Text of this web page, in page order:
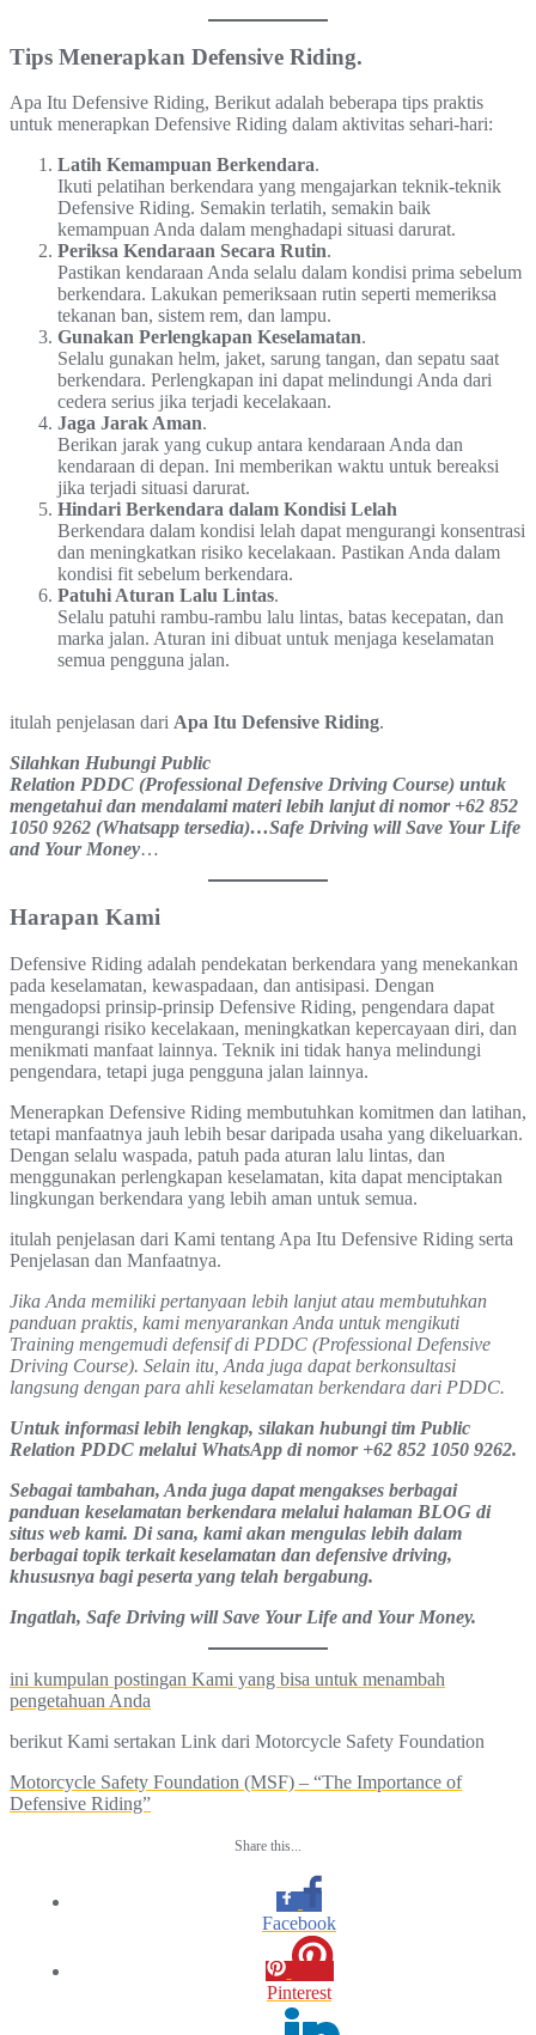
Tips Menerapkan Defensive Riding.
Apa Itu Defensive Riding, Berikut adalah beberapa tips praktis
untuk menerapkan Defensive Riding dalam aktivitas sehari-hari:
Latih Kemampuan Berkendara.
Ikuti pelatihan berkendara yang mengajarkan teknik-teknik
Defensive Riding. Semakin terlatih, semakin baik
kemampuan Anda dalam menghadapi situasi darurat.
Periksa Kendaraan Secara Rutin.
Pastikan kendaraan Anda selalu dalam kondisi prima sebelum
berkendara. Lakukan pemeriksaan rutin seperti memeriksa
tekanan ban, sistem rem, dan lampu.
Gunakan Perlengkapan Keselamatan.
Selalu gunakan helm, jaket, sarung tangan, dan sepatu saat
berkendara. Perlengkapan ini dapat melindungi Anda dari
cedera serius jika terjadi kecelakaan.
Jaga Jarak Aman.
Berikan jarak yang cukup antara kendaraan Anda dan
kendaraan di depan. Ini memberikan waktu untuk bereaksi
jika terjadi situasi darurat.
Hindari Berkendara dalam Kondisi Lelah
Berkendara dalam kondisi lelah dapat mengurangi konsentrasi
dan meningkatkan risiko kecelakaan. Pastikan Anda dalam
kondisi fit sebelum berkendara.
Patuhi Aturan Lalu Lintas.
Selalu patuhi rambu-rambu lalu lintas, batas kecepatan, dan
marka jalan. Aturan ini dibuat untuk menjaga keselamatan
semua pengguna jalan.
itulah penjelasan dari Apa Itu Defensive Riding.
Silahkan Hubungi Public
Relation PDDC (Professional Defensive Driving Course) untuk
mengetahui dan mendalami materi lebih lanjut di nomor +62 852
1050 9262 (Whatsapp tersedia)…Safe Driving will Save Your Life
and Your Money…
Harapan Kami
Defensive Riding adalah pendekatan berkendara yang menekankan
pada keselamatan, kewaspadaan, dan antisipasi. Dengan
mengadopsi prinsip-prinsip Defensive Riding, pengendara dapat
mengurangi risiko kecelakaan, meningkatkan kepercayaan diri, dan
menikmati manfaat lainnya. Teknik ini tidak hanya melindungi
pengendara, tetapi juga pengguna jalan lainnya.
Menerapkan Defensive Riding membutuhkan komitmen dan latihan,
tetapi manfaatnya jauh lebih besar daripada usaha yang dikeluarkan.
Dengan selalu waspada, patuh pada aturan lalu lintas, dan
menggunakan perlengkapan keselamatan, kita dapat menciptakan
lingkungan berkendara yang lebih aman untuk semua.
itulah penjelasan dari Kami tentang Apa Itu Defensive Riding serta
Penjelasan dan Manfaatnya.
Jika Anda memiliki pertanyaan lebih lanjut atau membutuhkan
panduan praktis, kami menyarankan Anda untuk mengikuti
Training mengemudi defensif di PDDC (Professional Defensive
Driving Course). Selain itu, Anda juga dapat berkonsultasi
langsung dengan para ahli keselamatan berkendara dari PDDC.
Untuk informasi lebih lengkap, silakan hubungi tim Public
Relation PDDC melalui WhatsApp di nomor +62 852 1050 9262.
Sebagai tambahan, Anda juga dapat mengakses berbagai
panduan keselamatan berkendara melalui halaman BLOG di
situs web kami. Di sana, kami akan mengulas lebih dalam
berbagai topik terkait keselamatan dan defensive driving,
khususnya bagi peserta yang telah bergabung.
Ingatlah, Safe Driving will Save Your Life and Your Money.
ini kumpulan postingan Kami yang bisa untuk menambah
pengetahuan Anda
berikut Kami sertakan Link dari Motorcycle Safety Foundation
Motorcycle Safety Foundation (MSF) – “The Importance of
Defensive Riding”
Share this...
Facebook
Pinterest